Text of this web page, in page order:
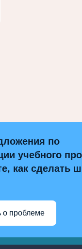
по
учебного
как сделать
о проблеме